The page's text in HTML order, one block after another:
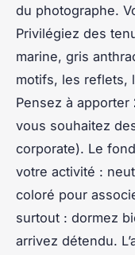
du photographe.
Privilégiez des
marine, gris
motifs, les reflets,
Pensez à apporter
vous souhaitez
corporate). Le
votre activité :
coloré pour
surtout : dormez
arrivez détendu.